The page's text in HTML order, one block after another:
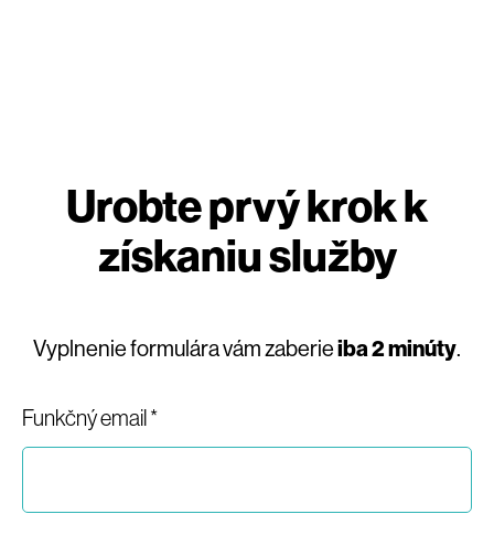
Urobte prvý krok k
získaniu služby
Vyplnenie formulára vám zaberieiba 2 minúty.
Funkčný email *